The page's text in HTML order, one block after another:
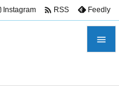

Instagram  RSS Feedly